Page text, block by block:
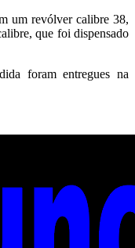
um revólver calibre 38,
que foi dispensado
foram entregues na